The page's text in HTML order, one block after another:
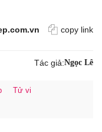
copy link
Tác giả:Ngọc Lê
Tử vi